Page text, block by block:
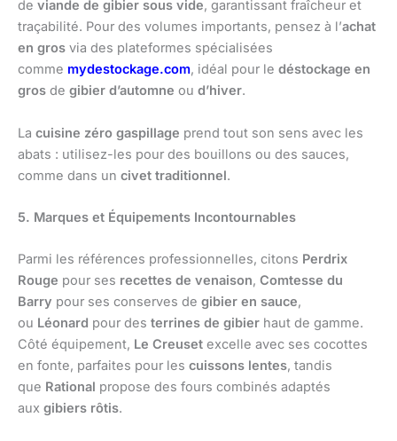
de viande de gibier sous vide, garantissant fraîcheur et
traçabilité. Pour des volumes importants, pensez à l’achat
en gros via des plateformes spécialisées
comme mydestockage.com, idéal pour le déstockage en
gros de gibier d’automne ou d’hiver.
La cuisine zéro gaspillage prend tout son sens avec les
abats : utilisez-les pour des bouillons ou des sauces,
comme dans un civet traditionnel.
5. Marques et Équipements Incontournables
Parmi les références professionnelles, citons Perdrix
Rouge pour ses recettes de venaison, Comtesse du
Barry pour ses conserves de gibier en sauce,
ou Léonard pour des terrines de gibier haut de gamme.
Côté équipement, Le Creuset excelle avec ses cocottes
en fonte, parfaites pour les cuissons lentes, tandis
que Rational propose des fours combinés adaptés
aux gibiers rôtis.